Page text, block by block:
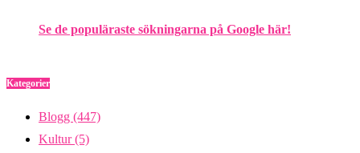
Se de populäraste sökningarna på Google här!
Kategorier
Blogg (447)
Kultur(5)